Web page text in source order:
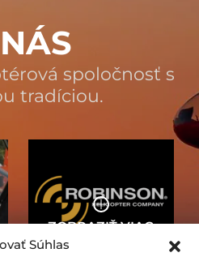
Súhlas
spoločnosť s
tradíciou.